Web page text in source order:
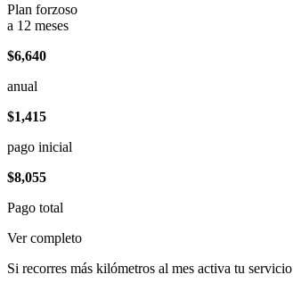
Plan forzoso
a 12 meses
$6,640
anual
$1,415
pago inicial
$8,055
Pago total
Ver completo
Si recorres más kilómetros al mes activa tu servicio